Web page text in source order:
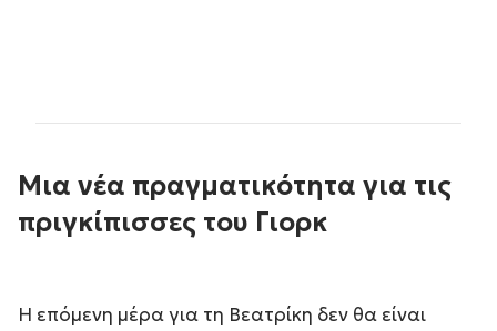
Μια νέα πραγματικότητα για τις
πριγκίπισσες του Γιορκ
Η επόμενη μέρα για τη Βεατρίκη δεν θα είναι